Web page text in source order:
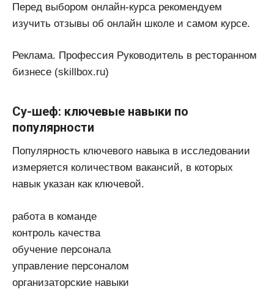
Перед выбором онлайн-курса рекомендуем
изучить отзывы об онлайн школе и самом курсе.
Реклама. Профессия Руководитель в ресторанном
бизнесе (skillbox.ru)
Су-шеф: ключевые навыки по
популярности
Популярность ключевого навыка в исследовании
измеряется количеством вакансий, в которых
навык указан как ключевой.
работа в команде
контроль качества
обучение персонала
управление персоналом
организаторские навыки